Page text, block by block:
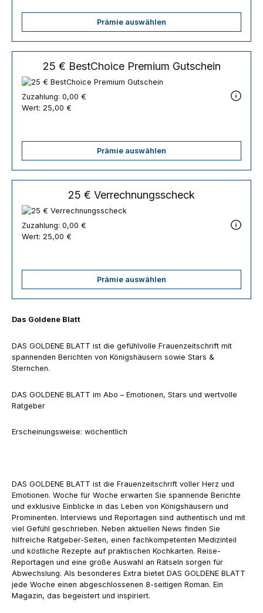
Prämie auswählen
25 € BestChoice Premium Gutschein
Zuzahlung: 0,00 €
Wert: 25,00 €
Prämie auswählen
25 € Verrechnungsscheck
Zuzahlung: 0,00 €
Wert: 25,00 €
Prämie auswählen
Das Goldene Blatt
DAS GOLDENE BLATT ist die gefühlvolle Frauenzeitschrift mit
spannenden Berichten von Königshäusern sowie Stars &
Sternchen.
DAS GOLDENE BLATT im Abo – Emotionen, Stars und wertvolle
Ratgeber
Erscheinungsweise: wöchentlich
DAS GOLDENE BLATT ist die Frauenzeitschrift voller Herz und
Emotionen. Woche für Woche erwarten Sie spannende Berichte
und exklusive Einblicke in das Leben von Königshäusern und
Prominenten. Interviews und Reportagen sind authentisch und mit
viel Gefühl geschrieben. Neben aktuellen News finden Sie
hilfreiche Ratgeber-Seiten, einen fachkompetenten Medizinteil
und köstliche Rezepte auf praktischen Kochkarten. Reise-
Reportagen und eine große Auswahl an Rätseln sorgen für
Abwechslung. Als besonderes Extra bietet DAS GOLDENE BLATT
jede Woche einen abgeschlossenen 8-seitigen Roman. Ein
Magazin, das begeistert und inspiriert.